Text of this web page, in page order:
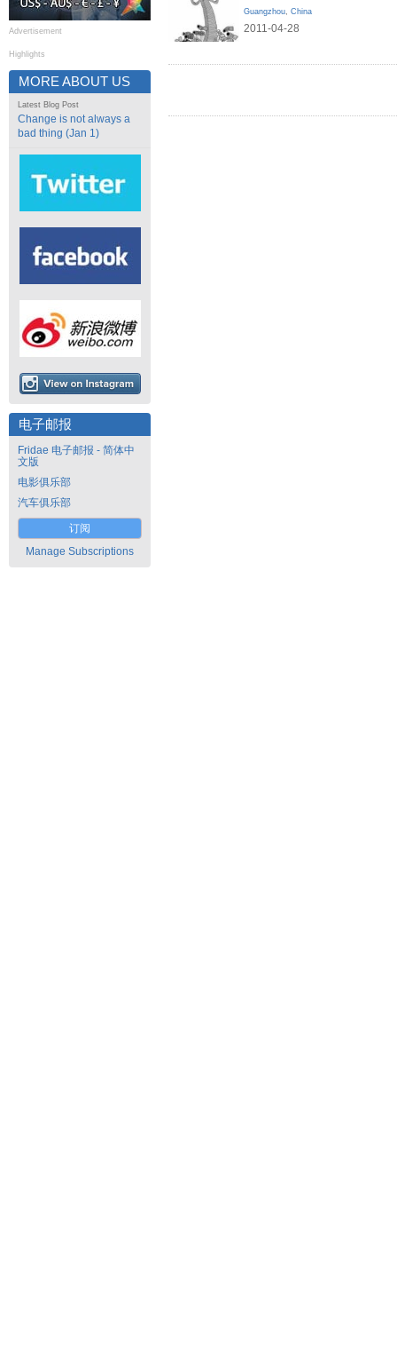
Advertisement
Highlights
MORE ABOUT US
Latest Blog Post
Change is not always a
bad thing (Jan 1)
电子邮报
Fridae 电子邮报 - 简体中
文版
电影俱乐部
汽车俱乐部
订阅
Manage Subscriptions
Guangzhou, China
2011-04-28